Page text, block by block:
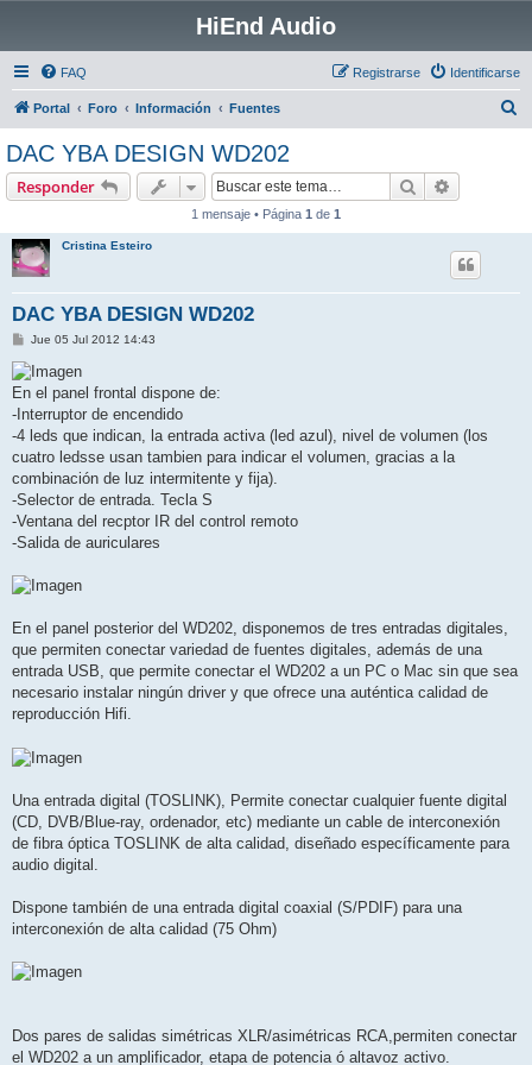
HiEnd Audio
FAQ Identificarse
Registrarse
Portal Foro Información Fuentes
DAC YBA DESIGN WD202
Responder Buscar
1 mensaje • Página 1 de 1
Cristina Esteiro
DAC YBA DESIGN WD202
M
n
s
a
j
e
Jue 05 Jul 2012 14:43
En el panel frontal dispone de:
-Interruptor de encendido
-4 leds que indican, la entrada activa (led azul), nivel de volumen (los
cuatro ledsse usan tambien para indicar el volumen, gracias a la
combinación de luz intermitente y fija).
-Selector de entrada. Tecla S
-Ventana del recptor IR del control remoto
-Salida de auriculares
En el panel posterior del WD202, disponemos de tres entradas digitales,
que permiten conectar variedad de fuentes digitales, además de una
entrada USB, que permite conectar el WD202 a un PC o Mac sin que sea
necesario instalar ningún driver y que ofrece una auténtica calidad de
reproducción Hifi.
Una entrada digital (TOSLINK), Permite conectar cualquier fuente digital
(CD, DVB/Blue-ray, ordenador, etc) mediante un cable de interconexión
de fibra óptica TOSLINK de alta calidad, diseñado específicamente para
audio digital.
Dispone también de una entrada digital coaxial (S/PDIF) para una
interconexión de alta calidad (75 Ohm)
Dos pares de salidas simétricas XLR/asimétricas RCA,permiten conectar
el WD202 a un amplificador, etapa de potencia ó altavoz activo.